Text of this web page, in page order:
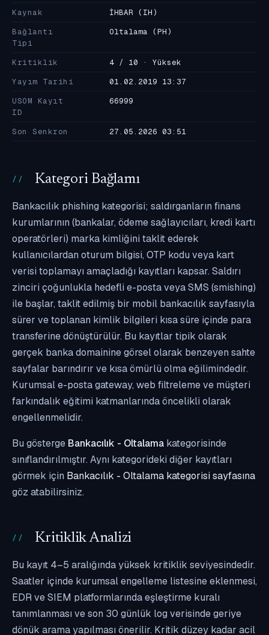
Kaynak
İHBAR (IH)
Bağlantı
Tipi
Oltalama (PH)
Kritiklik
4 / 10 · Yüksek
Yayım Tarihi
01.02.2019 13:37
USOM Kayıt
ID
66999
Son Senkron 27.05.2026 03:51
Kategori Bağlamı
Bankacılık phishing kategorisi; saldırganların finans
kurumlarının (bankalar, ödeme sağlayıcıları, kredi kartı
operatörleri) marka kimliğini taklit ederek
kullanıcılardan oturum bilgisi, OTP kodu veya kart
verisi toplamayı amaçladığı kayıtları kapsar. Saldırı
zinciri çoğunlukla hedefli e-posta veya SMS (smishing)
ile başlar, taklit edilmiş bir mobil bankacılık sayfasıyla
sürer ve toplanan kimlik bilgileri kısa süre içinde para
transferine dönüştürülür. Bu kayıtlar tipik olarak
gerçek banka domainine görsel olarak benzeyen sahte
sayfalar barındırır ve kısa ömürlü olma eğilimindedir.
Kurumsal e-posta gateway, web filtreleme ve müşteri
farkındalık eğitimi katmanlarında öncelikli olarak
engellenmelidir.
Bu gösterge Bankacılık - Oltalama kategorisinde
sınıflandırılmıştır. Aynı kategorideki diğer kayıtları
görmek için Bankacılık - Oltalama kategorisi sayfasına
göz atabilirsiniz.
Kritiklik Analizi
Bu kayıt 4–5 aralığında yüksek kritiklik seviyesindedir.
Saatler içinde kurumsal engelleme listesine eklenmesi,
EDR ve SIEM platformlarında eşleştirme kuralı
tanımlanması ve son 30 günlük log verisinde geriye
dönük arama yapılması önerilir. Kritik düzey kadar acil